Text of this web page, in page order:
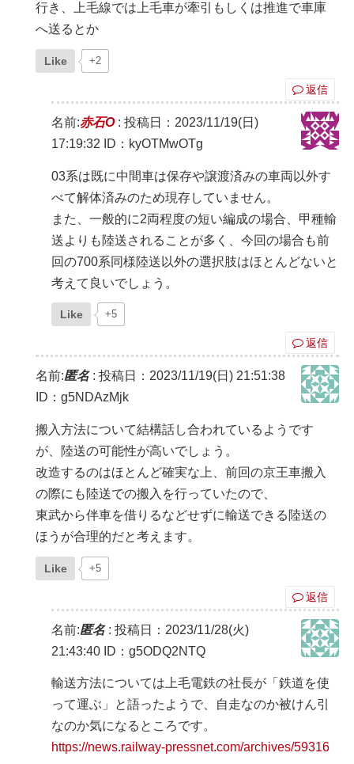
行き、上毛線では上毛車が牽引もしくは推進で車庫
へ送るとか
Like +2
返信
名前:赤石O: 投稿日：2023/11/19(日)
17:19:32
ID：kyOTMwOTg
03系は既に中間車は保存や譲渡済みの車両以外す
べて解体済みのため現存していません。
また、一般的に2両程度の短い編成の場合、甲種輸
送よりも陸送されることが多く、今回の場合も前
回の700系同様陸送以外の選択肢はほとんどないと
考えて良いでしょう。
Like +5
返信
名前:匿名: 投稿日：2023/11/19(日) 21:51:38
ID：g5NDAzMjk
搬入方法について結構話し合われているようです
が、陸送の可能性が高いでしょう。
改造するのはほとんど確実な上、前回の京王車搬入
の際にも陸送での搬入を行っていたので、
東武から伴車を借りるなどせずに輸送できる陸送の
ほうが合理的だと考えます。
Like +5
返信
名前:匿名: 投稿日：2023/11/28(火)
21:43:40 ID：g5ODQ2NTQ
輸送方法については上毛電鉄の社長が「鉄道を使
って運ぶ」と語ったようで、自走なのか被けん引
なのか気になるところです。
https://news.railway-pressnet.com/archives/59316